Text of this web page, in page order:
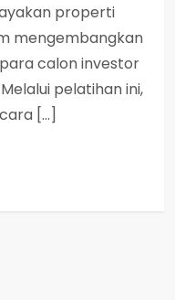
properti
mengembangkan
calon investor
pelatihan ini,
[…]